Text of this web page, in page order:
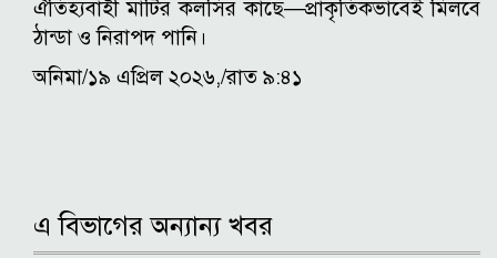
ঐতিহ্যবাহী মাটির কলসির কাছে—প্রাকৃতিকভাবেই মিলবে
ঠান্ডা ও নিরাপদ পানি।
অনিমা/১৯ এপ্রিল ২০২৬,/রাত ৯:৪১
এ বিভাগের অন্যান্য খবর